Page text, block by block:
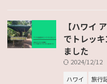
【ハワイ
でトレッ
ました
2024/12/12
ハワイ 旅行